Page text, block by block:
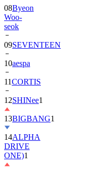
08Byeon
Woo-
seok
09SEVENTEEN
10aespa
11CORTIS
12SHINee1
13BIGBANG1
14ALPHA
DRIVE
ONE)1